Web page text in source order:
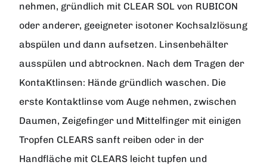
nehmen, gründlich mit CLEAR SOL von RUBICON
oder anderer, geeigneter isotoner Kochsalzlösung
abspülen und dann aufsetzen. Linsenbehälter
ausspülen und abtrocknen. Nach dem Tragen der
KontaKtlinsen: Hände gründlich waschen. Die
erste Kontaktlinse vom Auge nehmen, zwischen
Daumen, Zeigefinger und Mittelfinger mit einigen
Tropfen CLEARS sanft reiben oder in der
Handfläche mit CLEARS leicht tupfen und